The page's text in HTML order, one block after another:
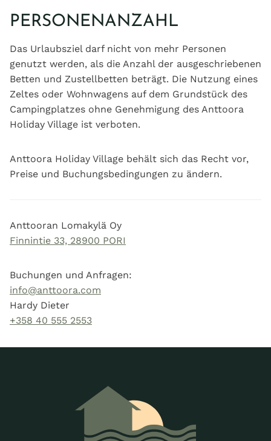
PERSONENANZAHL
Das Urlaubsziel darf nicht von mehr Personen
genutzt werden, als die Anzahl der ausgeschriebenen
Betten und Zustellbetten beträgt. Die Nutzung eines
Zeltes oder Wohnwagens auf dem Grundstück des
Campingplatzes ohne Genehmigung des Anttoora
Holiday Village ist verboten.
Anttoora Holiday Village behält sich das Recht vor,
Preise und Buchungsbedingungen zu ändern.
Anttooran Lomakylä Oy
Finnintie 33, 28900 PORI
Buchungen und Anfragen:
info@anttoora.com
Hardy Dieter
+358 40 555 2553